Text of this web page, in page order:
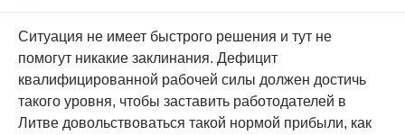
Ситуация не имеет быстрого решения и тут не
помогут никакие заклинания. Дефицит
квалифицированной рабочей силы должен достичь
такого уровня, чтобы заставить работодателей в
Литве довольствоваться такой нормой прибыли, как